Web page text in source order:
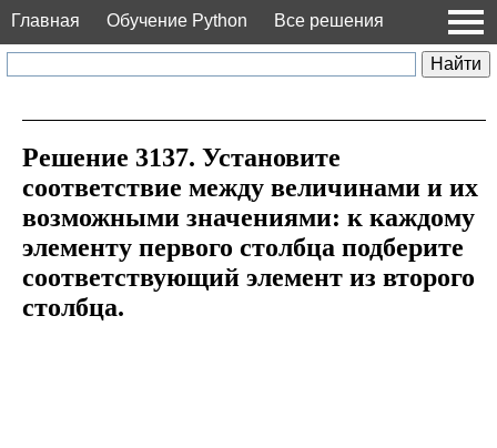
Главная Обучение Python Все решения
Решение 3137. Установите
соответствие между величинами и их
возможными значениями: к каждому
элементу первого столбца подберите
соответствующий элемент из второго
столбца.